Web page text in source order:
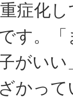
症化
す。
がい
かっ